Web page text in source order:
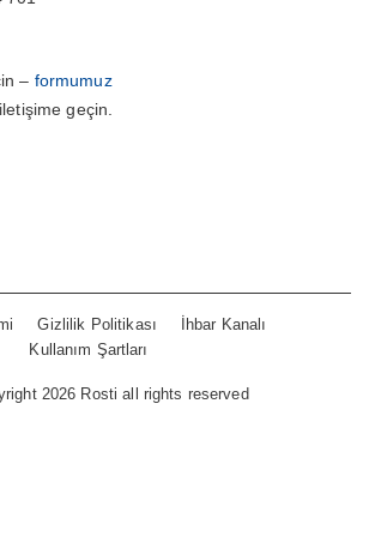
– formumuz
geçin.
Gizlilik Politikası
İhbar Kanalı
Kullanım Şartları
2026 Rosti all rights reserved